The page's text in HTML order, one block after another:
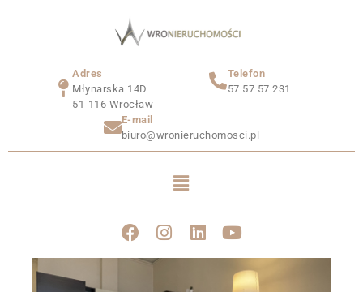
Adres
Młynarska 14D
51-116 Wrocław
Telefon
57 57 57 231
E-mail
biuro@wronieruchomosci.pl